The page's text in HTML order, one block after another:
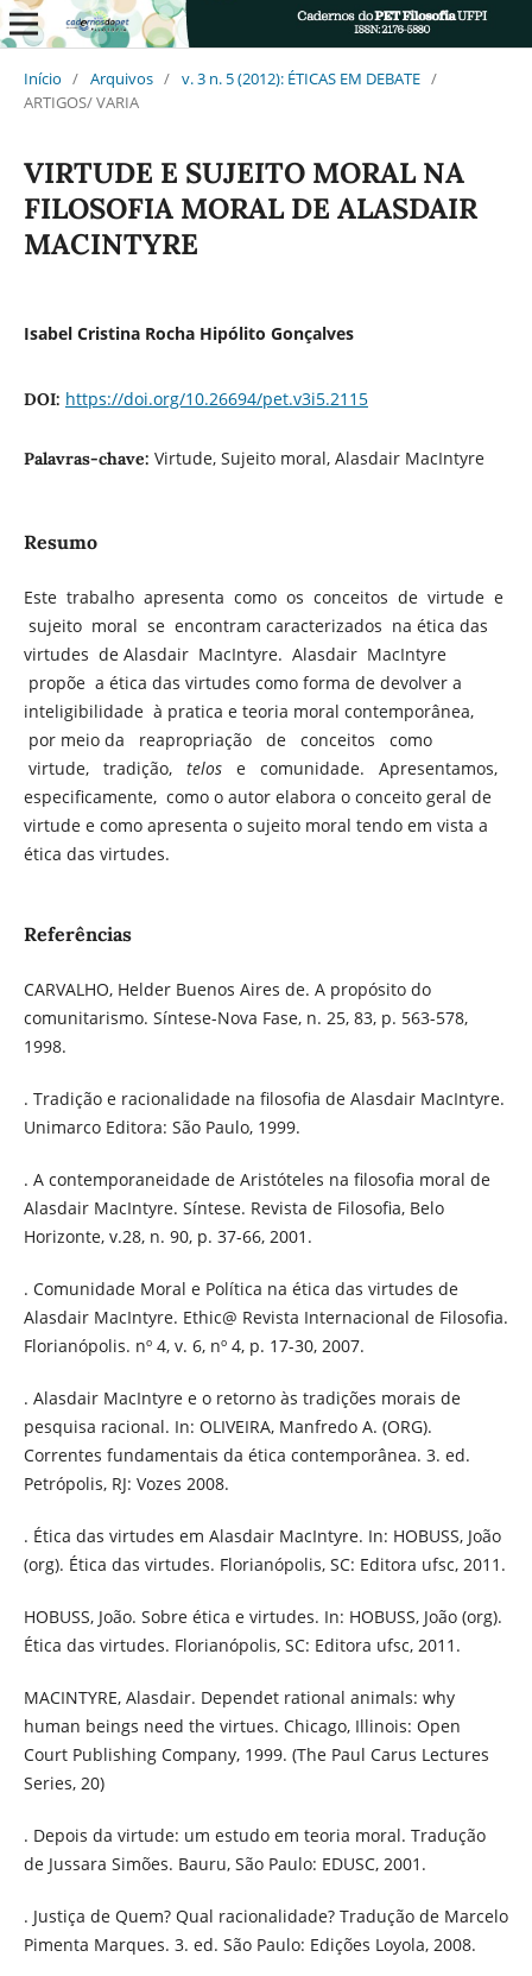
Início / Arquivos / v. 3 n. 5 (2012): ÉTICAS EM DEBATE /
ARTIGOS/ VARIA
VIRTUDE E SUJEITO MORAL NA
FILOSOFIA MORAL DE ALASDAIR
MACINTYRE
Isabel Cristina Rocha Hipólito Gonçalves
DOI: https://doi.org/10.26694/pet.v3i5.2115
Palavras-chave: Virtude, Sujeito moral, Alasdair MacIntyre
Resumo
Este trabalho apresenta como os conceitos de virtude e
sujeito moral se encontram caracterizados na ética das
virtudes de Alasdair MacIntyre. Alasdair MacIntyre
propõe a ética das virtudes como forma de devolver a
inteligibilidade à pratica e teoria moral contemporânea,
por meio da reapropriação de conceitos como
virtude, tradição, telos e comunidade. Apresentamos,
especificamente, como o autor elabora o conceito geral de
virtude e como apresenta o sujeito moral tendo em vista a
ética das virtudes.
Referências
CARVALHO, Helder Buenos Aires de. A propósito do
comunitarismo. Síntese-Nova Fase, n. 25, 83, p. 563-578,
1998.
. Tradição e racionalidade na filosofia de Alasdair MacIntyre.
Unimarco Editora: São Paulo, 1999.
. A contemporaneidade de Aristóteles na filosofia moral de
Alasdair MacIntyre. Síntese. Revista de Filosofia, Belo
Horizonte, v.28, n. 90, p. 37-66, 2001.
. Comunidade Moral e Política na ética das virtudes de
Alasdair MacIntyre. Ethic@ Revista Internacional de Filosofia.
Florianópolis. nº 4, v. 6, nº 4, p. 17-30, 2007.
. Alasdair MacIntyre e o retorno às tradições morais de
pesquisa racional. In: OLIVEIRA, Manfredo A. (ORG).
Correntes fundamentais da ética contemporânea. 3. ed.
Petrópolis, RJ: Vozes 2008.
. Ética das virtudes em Alasdair MacIntyre. In: HOBUSS, João
(org). Ética das virtudes. Florianópolis, SC: Editora ufsc, 2011.
HOBUSS, João. Sobre ética e virtudes. In: HOBUSS, João (org).
Ética das virtudes. Florianópolis, SC: Editora ufsc, 2011.
MACINTYRE, Alasdair. Dependet rational animals: why
human beings need the virtues. Chicago, Illinois: Open
Court Publishing Company, 1999. (The Paul Carus Lectures
Series, 20)
. Depois da virtude: um estudo em teoria moral. Tradução
de Jussara Simões. Bauru, São Paulo: EDUSC, 2001.
. Justiça de Quem? Qual racionalidade? Tradução de Marcelo
Pimenta Marques. 3. ed. São Paulo: Edições Loyola, 2008.